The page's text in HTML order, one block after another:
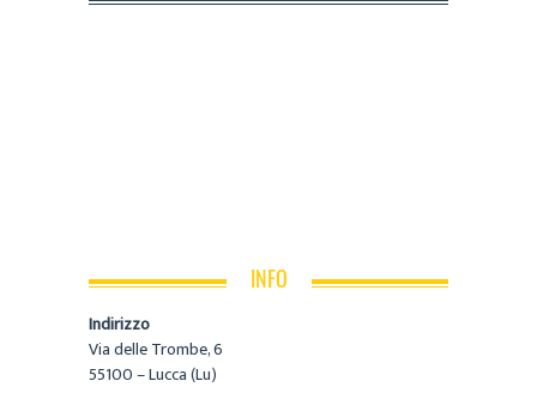
INFO
Indirizzo
Via delle Trombe, 6
55100 – Lucca (Lu)